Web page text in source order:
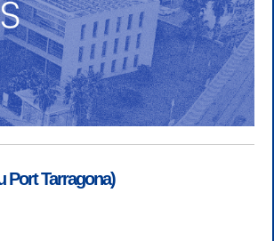
Port Tarragona)